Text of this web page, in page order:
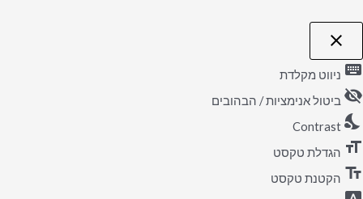
close
פתיחה וסגירה של תפריט הנגישות
keyboard ניווט מקלדת
visibility_off ביטול אנימציות / הבהובים
nights_stay
Contrast
format_size הגדלת טקסט
text_fields הקטנת טקסט